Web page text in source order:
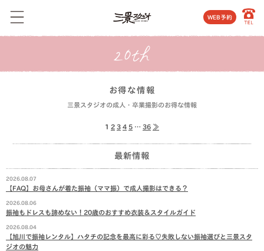
WEB予約
お得な情報
三景スタジオの成人・卒業撮影のお得な情報
1 2 3 4 5 … 36 ≫
最新情報
2026.08.07
【FAQ】お母さんが着た振袖（ママ振）で成人撮影はできる？
2026.08.06
振袖もドレスも諦めない！20歳のおすすめ衣装＆スタイルガイド
2026.08.04
【旭川で振袖レンタル】ハタチの記念を最高に彩る♡失敗しない振袖選びと三景スタ
ジオの魅力